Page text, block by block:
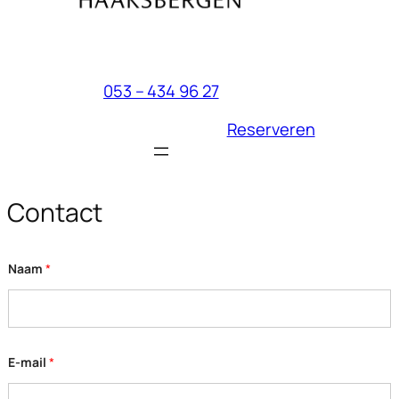
053 – 434 96 27
Reserveren
Contact
Naam *
-
m
E-mail *